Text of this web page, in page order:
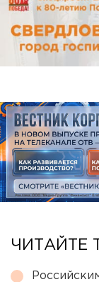
ЧИТАЙТЕ